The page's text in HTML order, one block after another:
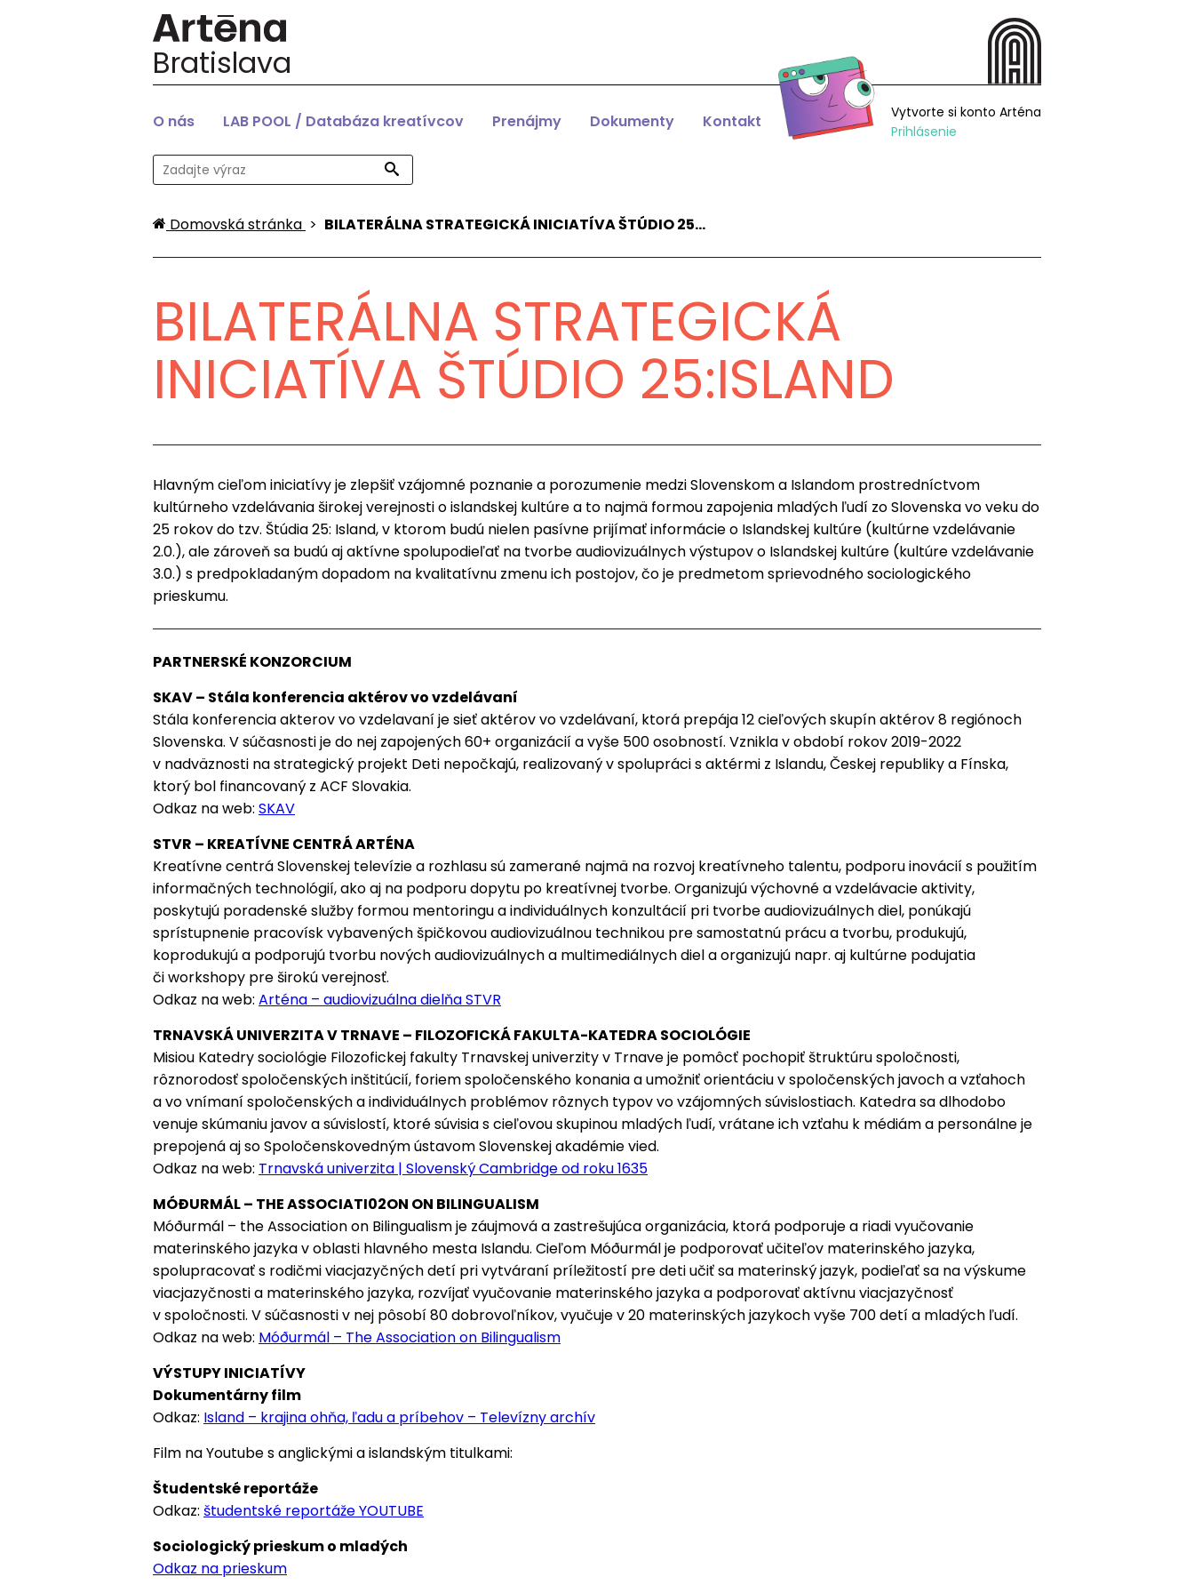
Bratislava
O nás LAB POOL / Databáza kreatívcov Prenájmy Dokumenty Kontakt
Vytvorte si konto Arténa
Prihlásenie
Domovská stránka > BILATERÁLNA STRATEGICKÁ INICIATÍVA ŠTÚDIO 25…
BILATERÁLNA STRATEGICKÁ
INICIATÍVA ŠTÚDIO 25:ISLAND
Hlavným cieľom iniciatívy je zlepšiť vzájomné poznanie a porozumenie medzi Slovenskom a Islandom prostredníctvom
kultúrneho vzdelávania širokej verejnosti o islandskej kultúre a to najmä formou zapojenia mladých ľudí zo Slovenska vo veku do
25 rokov do tzv. Štúdia 25: Island, v ktorom budú nielen pasívne prijímať informácie o Islandskej kultúre (kultúrne vzdelávanie
2.0.), ale zároveň sa budú aj aktívne spolupodieľať na tvorbe audiovizuálnych výstupov o Islandskej kultúre (kultúre vzdelávanie
3.0.) s predpokladaným dopadom na kvalitatívnu zmenu ich postojov, čo je predmetom sprievodného sociologického
prieskumu.
PARTNERSKÉ KONZORCIUM
SKAV – Stála konferencia aktérov vo vzdelávaní
Stála konferencia akterov vo vzdelavaní je sieť aktérov vo vzdelávaní, ktorá prepája 12 cieľových skupín aktérov 8 regiónoch
Slovenska. V súčasnosti je do nej zapojených 60+ organizácií a vyše 500 osobností. Vznikla v období rokov 2019-2022
v nadväznosti na strategický projekt Deti nepočkajú, realizovaný v spolupráci s aktérmi z Islandu, Českej republiky a Fínska,
ktorý bol financovaný z ACF Slovakia.
Odkaz na web: SKAV
STVR – KREATÍVNE CENTRÁ ARTÉNA
Kreatívne centrá Slovenskej televízie a rozhlasu sú zamerané najmä na rozvoj kreatívneho talentu, podporu inovácií s použitím
informačných technológií, ako aj na podporu dopytu po kreatívnej tvorbe. Organizujú výchovné a vzdelávacie aktivity,
poskytujú poradenské služby formou mentoringu a individuálnych konzultácií pri tvorbe audiovizuálnych diel, ponúkajú
sprístupnenie pracovísk vybavených špičkovou audiovizuálnou technikou pre samostatnú prácu a tvorbu, produkujú,
koprodukujú a podporujú tvorbu nových audiovizuálnych a multimediálnych diel a organizujú napr. aj kultúrne podujatia
či workshopy pre širokú verejnosť.
Odkaz na web: Arténa – audiovizuálna dielňa STVR
TRNAVSKÁ UNIVERZITA V TRNAVE – FILOZOFICKÁ FAKULTA-KATEDRA SOCIOLÓGIE
Misiou Katedry sociológie Filozofickej fakulty Trnavskej univerzity v Trnave je pomôcť pochopiť štruktúru spoločnosti,
rôznorodosť spoločenských inštitúcií, foriem spoločenského konania a umožniť orientáciu v spoločenských javoch a vzťahoch
a vo vnímaní spoločenských a individuálnych problémov rôznych typov vo vzájomných súvislostiach. Katedra sa dlhodobo
venuje skúmaniu javov a súvislostí, ktoré súvisia s cieľovou skupinou mladých ľudí, vrátane ich vzťahu k médiám a personálne je
prepojená aj so Spoločenskovedným ústavom Slovenskej akadémie vied.
Odkaz na web: Trnavská univerzita | Slovenský Cambridge od roku 1635
MÓÐURMÁL – THE ASSOCIATI02ON ON BILINGUALISM
Móðurmál – the Association on Bilingualism je záujmová a zastrešujúca organizácia, ktorá podporuje a riadi vyučovanie
materinského jazyka v oblasti hlavného mesta Islandu. Cieľom Móðurmál je podporovať učiteľov materinského jazyka,
spolupracovať s rodičmi viacjazyčných detí pri vytváraní príležitostí pre deti učiť sa materinský jazyk, podieľať sa na výskume
viacjazyčnosti a materinského jazyka, rozvíjať vyučovanie materinského jazyka a podporovať aktívnu viacjazyčnosť
v spoločnosti. V súčasnosti v nej pôsobí 80 dobrovoľníkov, vyučuje v 20 materinských jazykoch vyše 700 detí a mladých ľudí.
Odkaz na web: Móðurmál – The Association on Bilingualism
VÝSTUPY INICIATÍVY
Dokumentárny film
Odkaz: Island – krajina ohňa, ľadu a príbehov – Televízny archív
Film na Youtube s anglickými a islandským titulkami:
Študentské reportáže
Odkaz: študentské reportáže YOUTUBE
Sociologický prieskum o mladých
Odkaz na prieskum